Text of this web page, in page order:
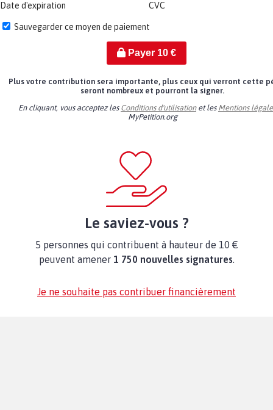
Date d'expiration CVC
Sauvegarder ce moyen de paiement
Payer 10€
Plus votre contribution sera importante, plus ceux qui verront cette
seront nombreux et pourront la signer.
En cliquant, vous acceptez les Conditions d'utilisationet les Mentions
MyPetition.org
Le saviez-vous ?
5 personnes qui contribuent à hauteur de 10 €
peuvent amener 1 750 nouvelles signatures.
Je ne souhaite pas contribuer financièrement